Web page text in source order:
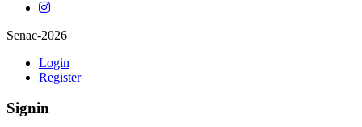
Senac-2026
Login
Register
Signin